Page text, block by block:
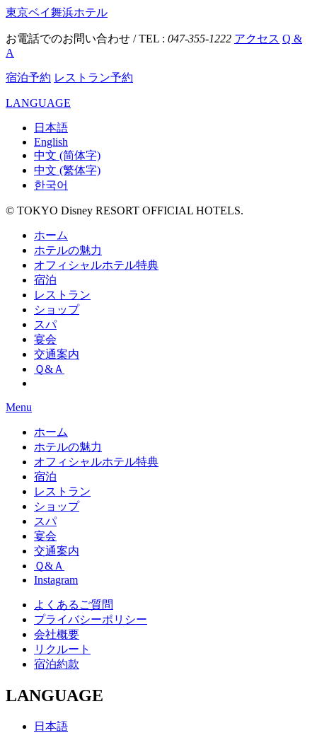
東京ベイ舞浜ホテル
お電話でのお問い合わせ / TEL : 047-355-1222 アクセス Q &
A
宿泊予約 レストラン予約
LANGUAGE
日本語
English
中文 (简体字)
中文 (繁体字)
한국어
© TOKYO Disney RESORT OFFICIAL HOTELS.
ホーム
ホテルの魅力
オフィシャルホテル特典
宿泊
レストラン
ショップ
スパ
宴会
交通案内
Ｑ&Ａ
Menu
ホーム
ホテルの魅力
オフィシャルホテル特典
宿泊
レストラン
ショップ
スパ
宴会
交通案内
Ｑ&Ａ
Instagram
よくあるご質問
プライバシーポリシー
会社概要
リクルート
宿泊約款
LANGUAGE
日本語